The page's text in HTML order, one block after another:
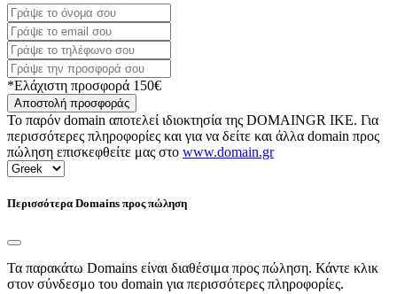
*Ελάχιστη προσφορά 150€
Αποστολή προσφοράς
Το παρόν domain αποτελεί ιδιοκτησία της DOMAINGR ΙΚΕ. Για
περισσότερες πληροφορίες και για να δείτε και άλλα domain προς
πώληση επισκεφθείτε μας στο www.domain.gr
Περισσότερα Domains προς πώληση
Τα παρακάτω Domains είναι διαθέσιμα προς πώληση. Κάντε κλικ
στον σύνδεσμο του domain για περισσότερες πληροφορίες.